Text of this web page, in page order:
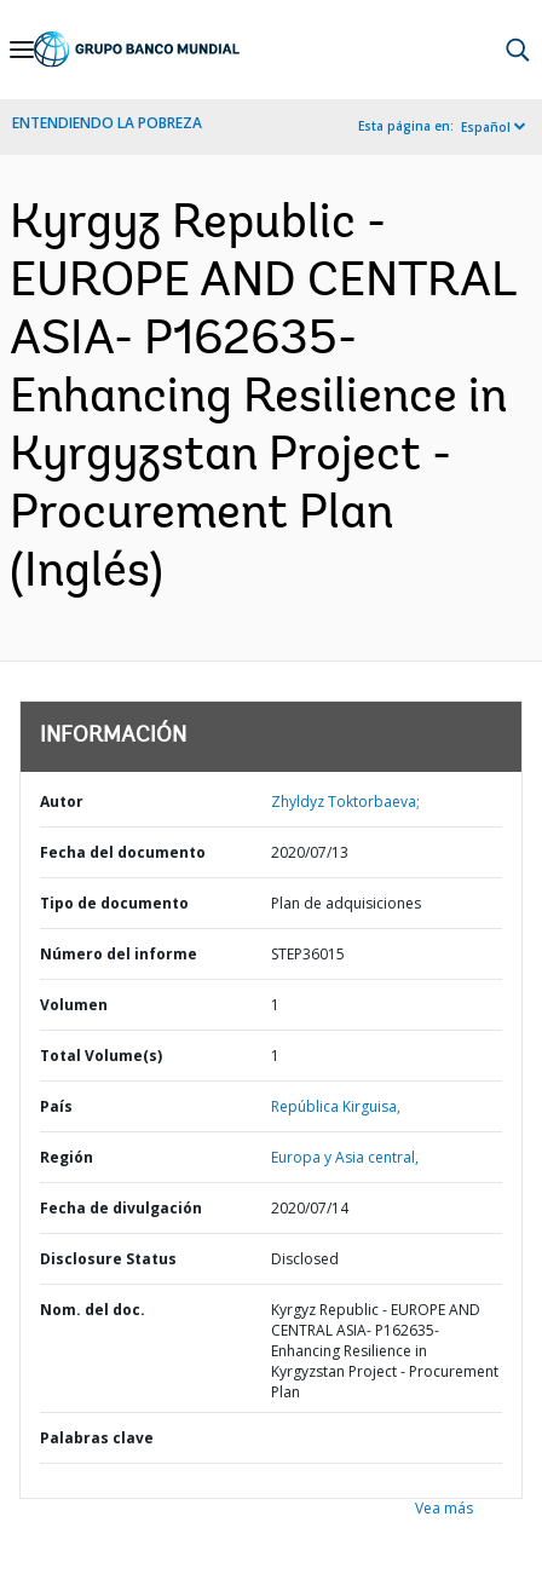
Skip
Navigation
ENTENDIENDO LA POBREZA Esta página en: Español
Kyrgyz Republic -
EUROPE AND CENTRAL
ASIA- P162635-
Enhancing Resilience in
Kyrgyzstan Project -
Procurement Plan
(Inglés)
INFORMACIÓN
Autor Zhyldyz Toktorbaeva;
Fecha del documento 2020/07/13
Tipo de documento Plan de adquisiciones
Número del informe STEP36015
Volumen 1
Total Volume(s) 1
País República Kirguisa,
Región Europa y Asia central,
Fecha de divulgación 2020/07/14
Disclosure Status Disclosed
Nom. del doc.
Kyrgyz Republic - EUROPE AND
CENTRAL ASIA- P162635-
Enhancing Resilience in
Kyrgyzstan Project - Procurement
Plan
Palabras clave
Vea más